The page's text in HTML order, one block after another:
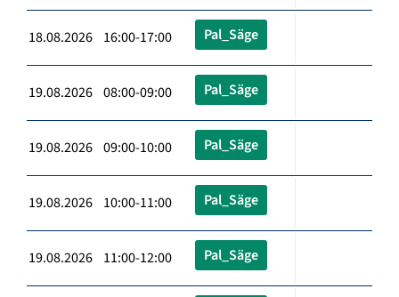
18.08.2026 16:00-17:00 Pal_Säge
19.08.2026 08:00-09:00 Pal_Säge
19.08.2026 09:00-10:00 Pal_Säge
19.08.2026 10:00-11:00 Pal_Säge
19.08.2026 11:00-12:00 Pal_Säge